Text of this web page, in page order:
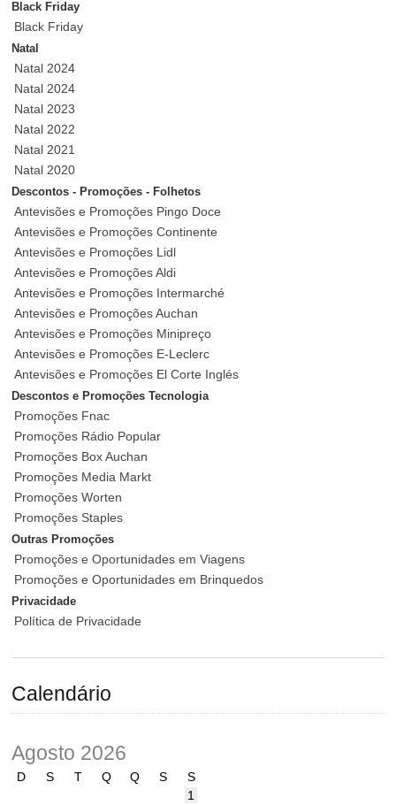
Black Friday
Black Friday
Natal
Natal 2024
Natal 2024
Natal 2023
Natal 2022
Natal 2021
Natal 2020
Descontos - Promoções - Folhetos
Antevisões e Promoções Pingo Doce
Antevisões e Promoções Continente
Antevisões e Promoções Lidl
Antevisões e Promoções Aldi
Antevisões e Promoções Intermarché
Antevisões e Promoções Auchan
Antevisões e Promoções Minipreço
Antevisões e Promoções E-Leclerc
Antevisões e Promoções El Corte Inglés
Descontos e Promoções Tecnologia
Promoções Fnac
Promoções Rádio Popular
Promoções Box Auchan
Promoções Media Markt
Promoções Worten
Promoções Staples
Outras Promoções
Promoções e Oportunidades em Viagens
Promoções e Oportunidades em Brinquedos
Privacidade
Política de Privacidade
Calendário
Agosto 2026
D S T Q Q S
S
1